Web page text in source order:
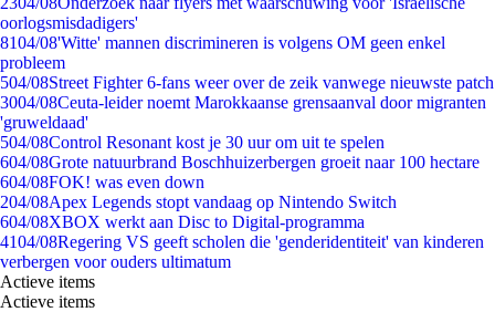
oorlogsmisdadigers'
8104/08'Witte' mannen discrimineren is volgens OM geen enkel
probleem
504/08Street Fighter 6-fans weer over de zeik vanwege nieuwste patch
3004/08Ceuta-leider noemt Marokkaanse grensaanval door migranten
'gruweldaad'
504/08Control Resonant kost je 30 uur om uit te spelen
604/08Grote natuurbrand Boschhuizerbergen groeit naar 100 hectare
604/08FOK! was even down
204/08Apex Legends stopt vandaag op Nintendo Switch
604/08XBOX werkt aan Disc to Digital-programma
4104/08Regering VS geeft scholen die 'genderidentiteit' van kinderen
verbergen voor ouders ultimatum
Actieve items
Actieve items